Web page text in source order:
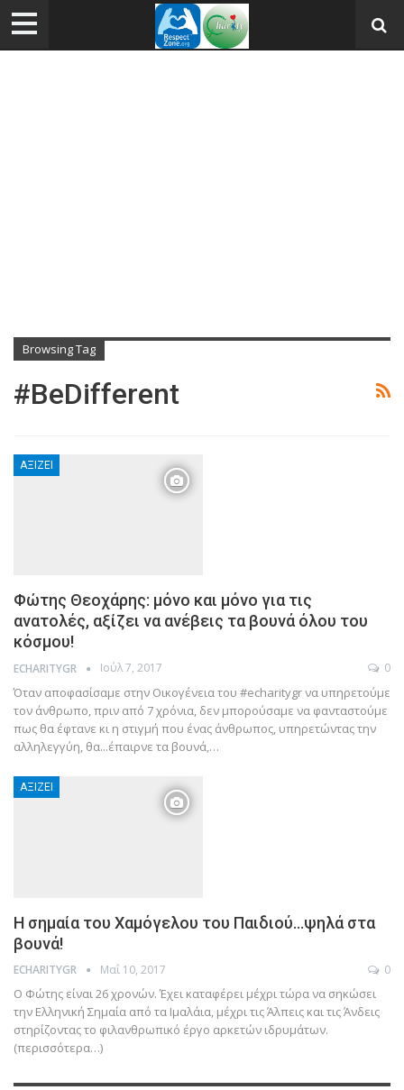
Browsing Tag
#BeDifferent
ΑΞΊΖΕΙ
Φώτης Θεοχάρης: μόνο και μόνο για τις
ανατολές, αξίζει να ανέβεις τα βουνά όλου του
κόσμου!
ECHARITYGR Ιούλ 7, 2017 0
Όταν αποφασίσαμε στην Οικογένεια του #echaritygr να υπηρετούμε
τον άνθρωπο, πριν από 7 χρόνια, δεν μπορούσαμε να φανταστούμε
πως θα έφτανε κι η στιγμή που ένας άνθρωπος, υπηρετώντας την
αλληλεγγύη, θα...έπαιρνε τα βουνά,…
ΑΞΊΖΕΙ
Η σημαία του Χαμόγελου του Παιδιού…ψηλά στα
βουνά!
ECHARITYGR Μαΐ 10, 2017 0
Ο Φώτης είναι 26 χρονών. Έχει καταφέρει μέχρι τώρα να σηκώσει
την Ελληνική Σημαία από τα Ιμαλάια, μέχρι τις Άλπεις και τις Άνδεις
στηρίζοντας το φιλανθρωπικό έργο αρκετών ιδρυμάτων.
(περισσότερα…)